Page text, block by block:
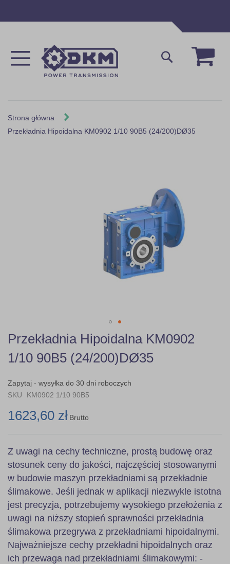
Mój
Szukaj
Strona główna
Przekładnia Hipoidalna KM0902 1/10 90B5 (24/200)DØ35
Skip
to
the
beginning
the
images
Przekładnia Hipoidalna KM0902
1/10 90B5 (24/200)DØ35
Zapytaj - wysyłka do 30 dni roboczych
SKU
KM0902 1/10 90B5
1623,60 zł Brutto
Z uwagi na cechy techniczne, prostą budowę oraz
stosunek ceny do jakości, najczęściej stosowanymi
w budowie maszyn przekładniami są przekładnie
ślimakowe. Jeśli jednak w aplikacji niezwykle istotna
jest precyzja, potrzebujemy wysokiego przełożenia z
uwagi na niższy stopień sprawności przekładnia
ślimakowa przegrywa z przekładniami hipoidalnymi.
Najważniejsze cechy przekładni hipoidalnych oraz
ich przewaga nad przekładniami ślimakowymi: -